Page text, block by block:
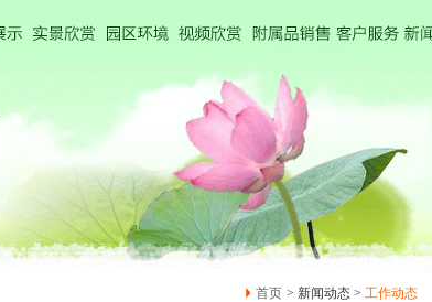
首页 > 新闻动态 > 工作动态